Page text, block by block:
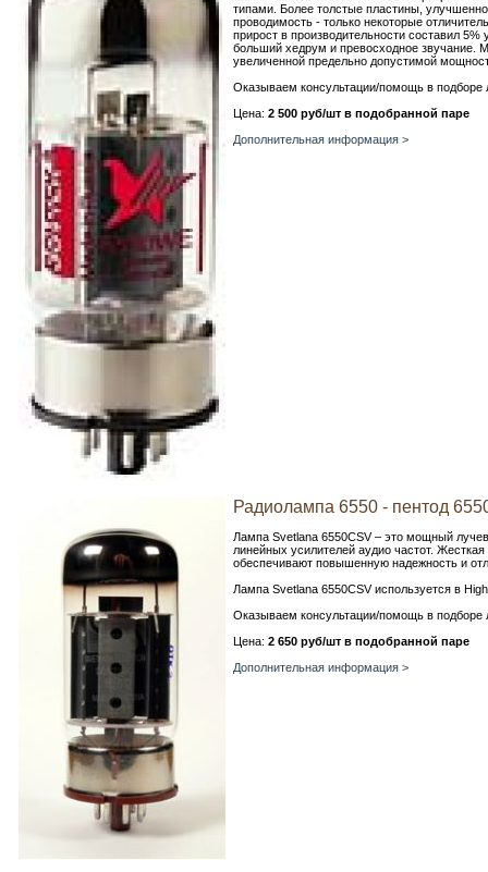
типами. Более толстые пластины,
проводимость - только некоторые
прирост в производительности составил
больший хедрум и превосходное звучание.
увеличенной предельно допустимой
Оказываем консультации/помощь в
Цена: 2 500 руб/шт в подобранной паре
Дополнительная информация >
Радиолампа 6550 - пентод
Лампа Svetlana 6550CSV – это мощный
линейных усилителей аудио частот.
обеспечивают повышенную надежность и
Лампа Svetlana 6550CSV используется в
Оказываем консультации/помощь в
Цена: 2 650 руб/шт в подобранной паре
Дополнительная информация >